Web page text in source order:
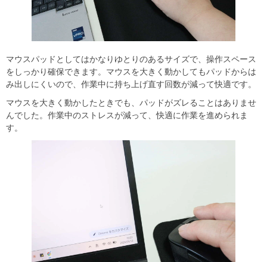
マウスパッドとしてはかなりゆとりのあるサイズで、操作スペース
をしっかり確保できます。マウスを大きく動かしてもパッドからは
み出しにくいので、作業中に持ち上げ直す回数が減って快適です。
マウスを大きく動かしたときでも、パッドがズレることはありませ
んでした。作業中のストレスが減って、快適に作業を進められま
す。